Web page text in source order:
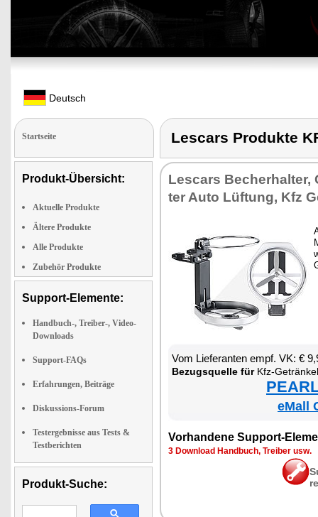
Deutsch
Startseite
Produkt-Übersicht:
Aktuelle Produkte
Ältere Produkte
Alle Produkte
Zubehör Produkte
Support-Elemente:
Handbuch-, Treiber-, Video-
Downloads
Support-FAQs
Erfahrungen, Beiträge
Diskussions-Forum
Testergebnisse aus Tests &
Testberichten
Produkt-Suche:
Lescars Produkte
Les­cars Be­cher­hal­ter,
ter Au­to Lüf­tung, Kfz
Vom Lie­fe­ran­ten empf. VK: €
Be­zugs­quel­le fürKfz-
eMall
Vor­han­de­ne Sup­port-
3 Down­load Hand­buch, Trei­ber usw.